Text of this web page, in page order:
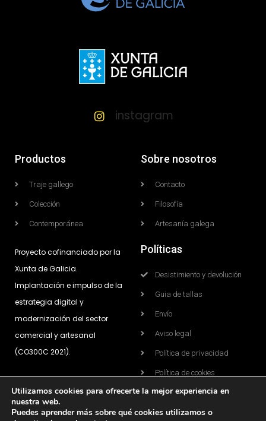
instagram
Productos
Traje gallego
Colección
Contemporánea
Sobre nosotros
Contacto
Filosofía
Artesanía galega
Proyecto cofinanciado por la
Xunta de Galicia.
Implantación e impulso de la
estrategia digital y
modernización del sector
comercial y artesanal
(CO300C 2021).
Políticas
Desistimiento y devolución
Guia de tallas
Envío
Aviso legal
Política de privacidad
Política de cookies
Condicións de compra
Utilizamos cookies para ofrecerte la mejor experiencia en
nuestra web.
Puedes aprender más sobre qué cookies utilizamos o